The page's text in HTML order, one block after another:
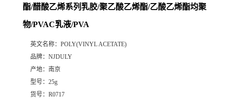
酯/醋酸乙烯系列乳胶/聚乙酸乙烯酯/乙酸乙烯酯均聚
物/PVAC乳液/PVA
英文名称： POLY(VINYL ACETATE)
品牌： NJDULY
产地： 南京
型号： 25g
货号： R0717